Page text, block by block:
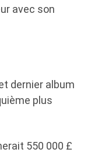
avec son
dernier album
plus
550 000 £